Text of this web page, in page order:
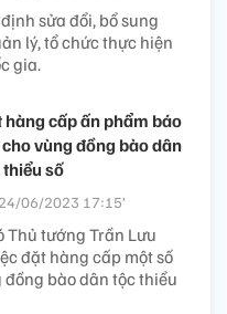
sửa đổi, bổ sung
lý, tổ chức thực hiện
gia.
hàng cấp ấn phẩm báo
vùng đồng bào dân
số
24/06/2023 17:15’
Thủ tướng Trần Lưu
đặt hàng cấp một số
bào dân tộc thiểu